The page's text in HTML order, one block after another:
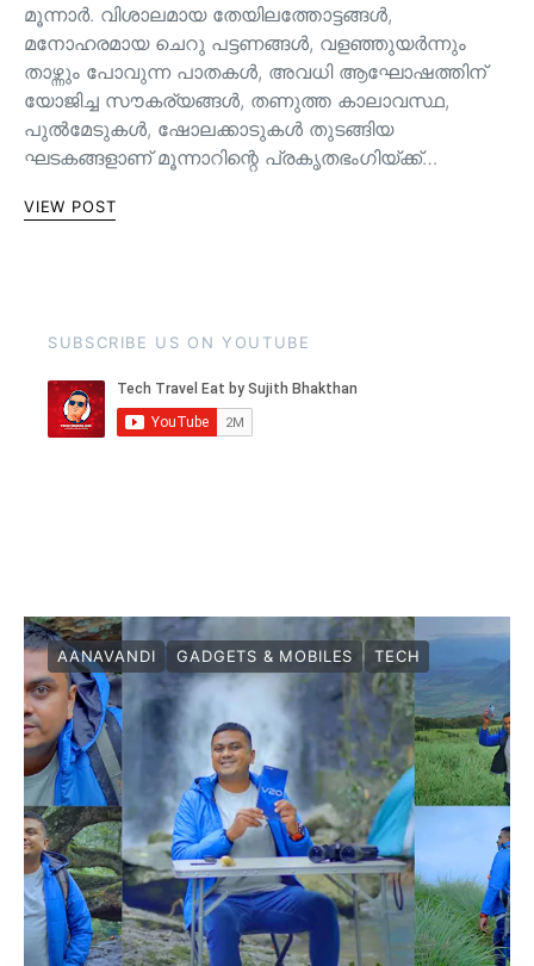
മൂന്നാർ. വിശാലമായ തേയിലത്തോട്ടങ്ങള്‍,
മനോഹരമായ ചെറു പട്ടണങ്ങള്‍, വളഞ്ഞുയര്‍ന്നും
താഴ്ന്നും പോവുന്ന പാതകള്‍, അവധി ആഘോഷത്തിന്
യോജിച്ച സൗകര്യങ്ങള്‍, തണുത്ത കാലാവസ്ഥ,
പുൽമേടുകൾ, ഷോലക്കാടുകൾ തുടങ്ങിയ
ഘടകങ്ങളാണ് മൂന്നാറിന്റെ പ്രകൃതഭംഗിയ്ക്ക്…
VIEW POST
SUBSCRIBE US ON YOUTUBE
AANAVANDI GADGETS & MOBILES TECH